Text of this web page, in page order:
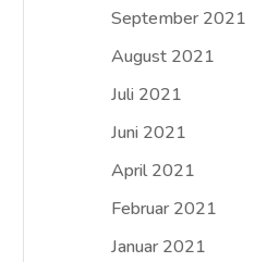
September 2021
August 2021
Juli 2021
Juni 2021
April 2021
Februar 2021
Januar 2021